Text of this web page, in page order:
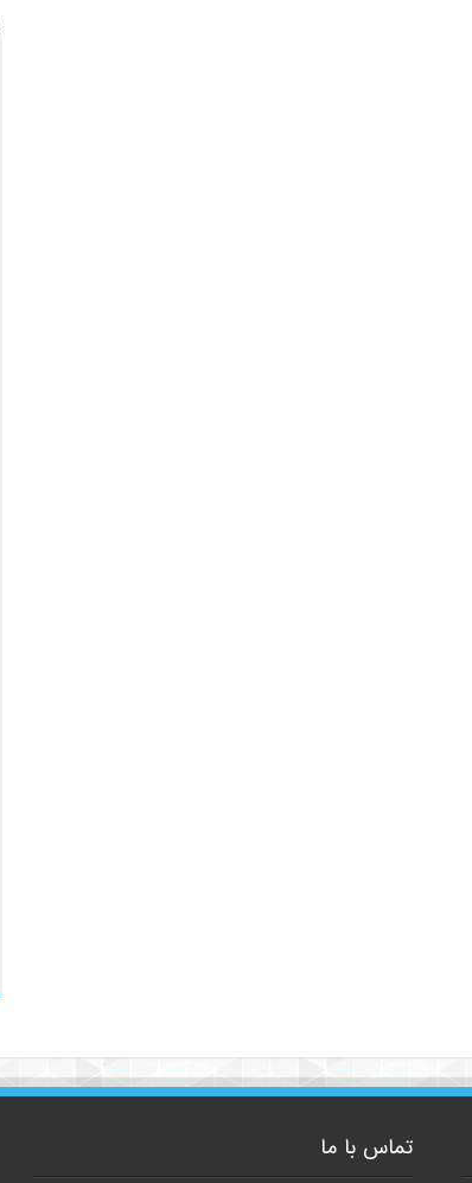
تماس با ما